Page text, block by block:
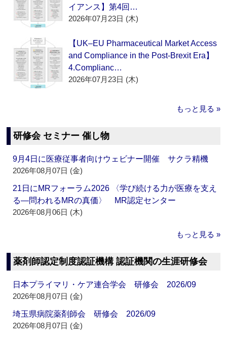
イアンス】第4回…
2026年07月23日 (木)
【UK–EU Pharmaceutical Market Access
and Compliance in the Post-Brexit Era】
4.Complianc…
2026年07月23日 (木)
もっと見る »
研修会 セミナー 催し物
9月4日に医療従事者向けウェビナー開催 サクラ精機
2026年08月07日 (金)
21日にMRフォーラム2026 〈学び続ける力が医療を支え
る―問われるMRの真価〉 MR認定センター
2026年08月06日 (木)
もっと見る »
薬剤師認定制度認証機構 認証機関の生涯研修会
日本プライマリ・ケア連合学会 研修会 2026/09
2026年08月07日 (金)
埼玉県病院薬剤師会 研修会 2026/09
2026年08月07日 (金)